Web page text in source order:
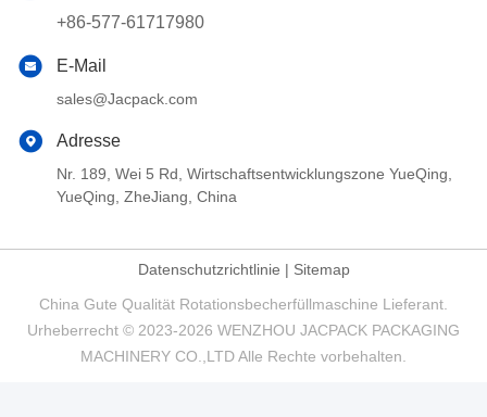
+86-577-61717980
E-Mail
sales@Jacpack.com
Adresse
Nr. 189, Wei 5 Rd, Wirtschaftsentwicklungszone YueQing,
YueQing, ZheJiang, China
Datenschutzrichtlinie | Sitemap
China Gute Qualität Rotationsbecherfüllmaschine Lieferant.
Urheberrecht © 2023-2026 WENZHOU JACPACK PACKAGING
MACHINERY CO.,LTD Alle Rechte vorbehalten.